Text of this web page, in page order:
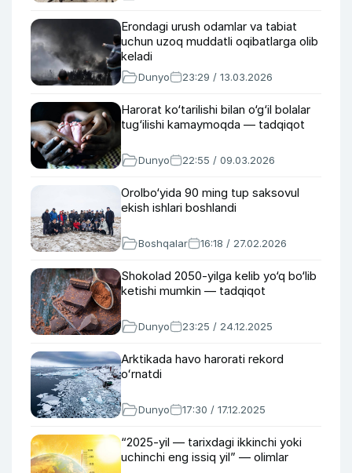
Erondagi urush odamlar va tabiat
uchun uzoq muddatli oqibatlarga olib
keladi
Dunyo 23:29 / 13.03.2026
Harorat ko‘tarilishi bilan o‘g‘il bolalar
tug‘ilishi kamaymoqda — tadqiqot
Dunyo 22:55 / 09.03.2026
Orolbo‘yida 90 ming tup saksovul
ekish ishlari boshlandi
Boshqalar 16:18 / 27.02.2026
Shokolad 2050-yilga kelib yo‘q bo‘lib
ketishi mumkin — tadqiqot
Dunyo 23:25 / 24.12.2025
Arktikada havo harorati rekord
oʻrnatdi
Dunyo 17:30 / 17.12.2025
“2025-yil — tarixdagi ikkinchi yoki
uchinchi eng issiq yil” — olimlar